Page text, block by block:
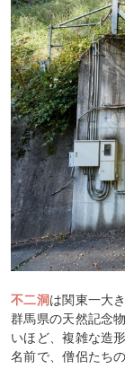
不二洞は関東一大
群馬県の天然記念
いほど、複雑な造
名前で、僧侶たち